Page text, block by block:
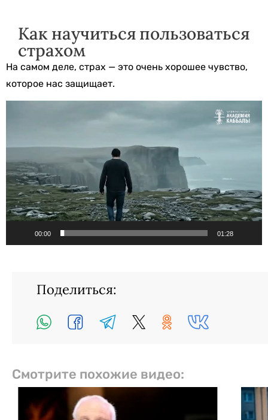
Как научиться пользоваться
страхом
На самом деле, страх — это очень хорошее чувство,
которое нас защищает.
00:00 01:28
Поделиться:
Смотрите похожие видео: